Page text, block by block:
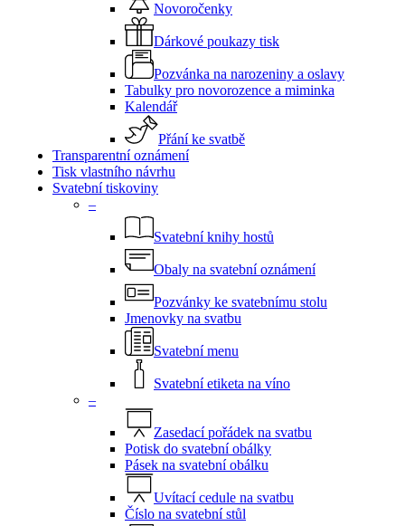
Novoročenky
Dárkové poukazy tisk
Pozvánka na narozeniny a oslavy
Tabulky pro novorozence a miminka
Kalendář
Přání ke svatbě
Transparentní oznámení
Tisk vlastního návrhu
Svatební tiskoviny
–
Svatební knihy hostů
Obaly na svatební oznámení
Pozvánky ke svatebnímu stolu
Jmenovky na svatbu
Svatební menu
Svatební etiketa na víno
–
Zasedací pořádek na svatbu
Potisk do svatební obálky
Pásek na svatební obálku
Uvítací cedule na svatbu
Číslo na svatební stůl